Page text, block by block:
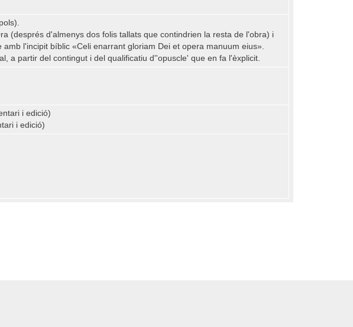
(després d'almenys dos folis tallats que contindrien la resta de l'obra) i
l'incipit bíblic «Celi enarrant gloriam Dei et opera manuum eius».
a partir del contingut i del qualificatiu d''opuscle' que en fa l'èxplicit.
i edició)
i edició)